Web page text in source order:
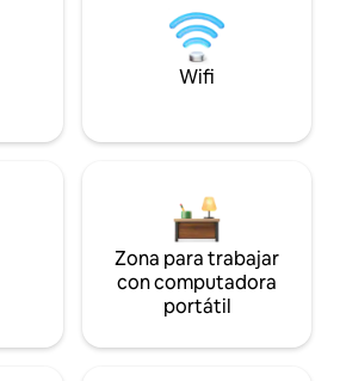
Wifi
Zona para trabajar
con computadora
portátil